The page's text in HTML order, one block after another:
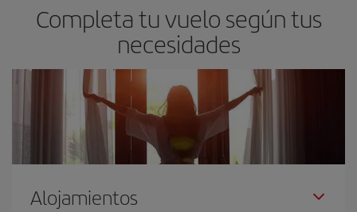
Completa tu vuelo según tus
necesidades
Alojamientos